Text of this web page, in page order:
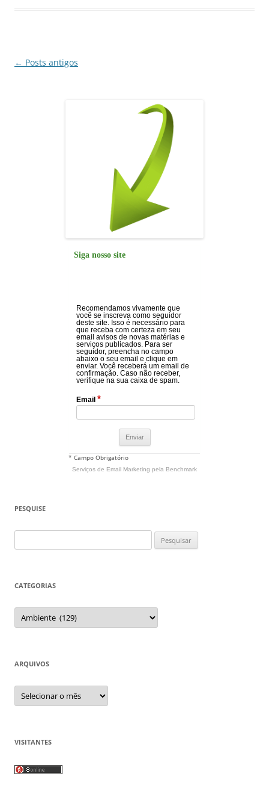
Navegação
← Posts antigos
Siga nosso site
Recomendamos vivamente que
você se inscreva como seguidor
deste site. Isso é necessário para
que receba com certeza em seu
email avisos de novas matérias e
serviços publicados. Para ser
seguidor, preencha no campo
abaixo o seu email e clique em
enviar. Você receberá um email de
confirmação. Caso não receber,
verifique na sua caixa de spam.
Email *
* Campo Obrigatório
Serviços de Email Marketing pela Benchmark
PESQUISE
por:
CATEGORIAS
Categorias
ARQUIVOS
Arquivos
VISITANTES